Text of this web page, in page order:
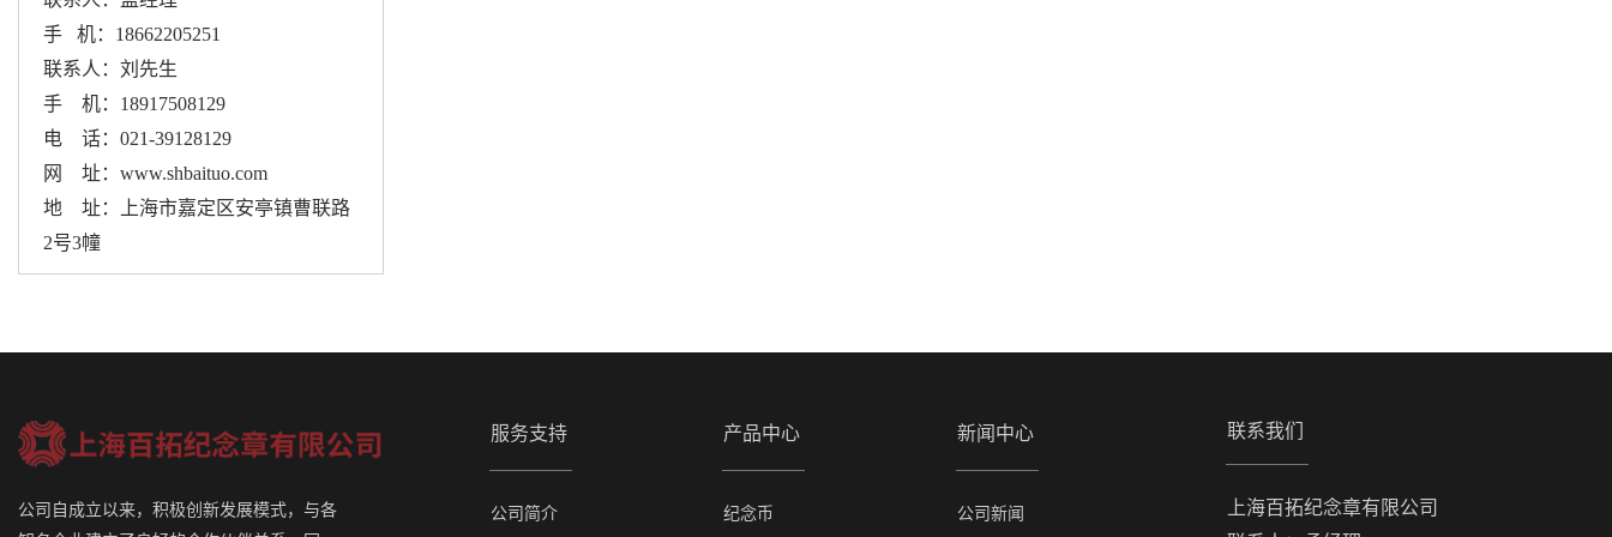
手 机：18662205251
联系人：刘先生
手 机：18917508129
电 话：021-39128129
网 址：www.shbaituo.com
地 址：上海市嘉定区安亭镇曹联路
2号3幢
公司自成立以来，积极创新发展模式，与各
服务支持
公司简介
产品中心
纪念币
新闻中心
公司新闻
联系我们
上海百拓纪念章有限公司